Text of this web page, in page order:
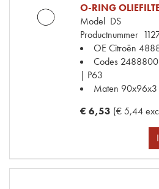
O-RING
Model DS
Productnummer
OE Citroën
Codes
| P63
Maten
€ 6,53 (€ 5,44